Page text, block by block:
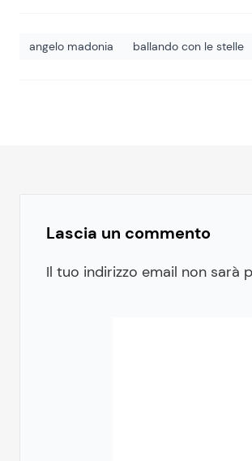
angelo madonia ballando con le stelle
Lascia un commento
Il tuo indirizzo email non sarà